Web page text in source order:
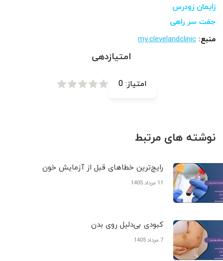
زایمان زودرس
جفت سر راهی
منبع: my.clevelandclinic
امتیازدهی
امتیاز: 0
نوشته های مرتبط
رایج‌ترین خطاهای قبل از آزمایش خون
11 مرداد 1405
کبودی‌ بی‌دلیل روی بدن
7 مرداد 1405